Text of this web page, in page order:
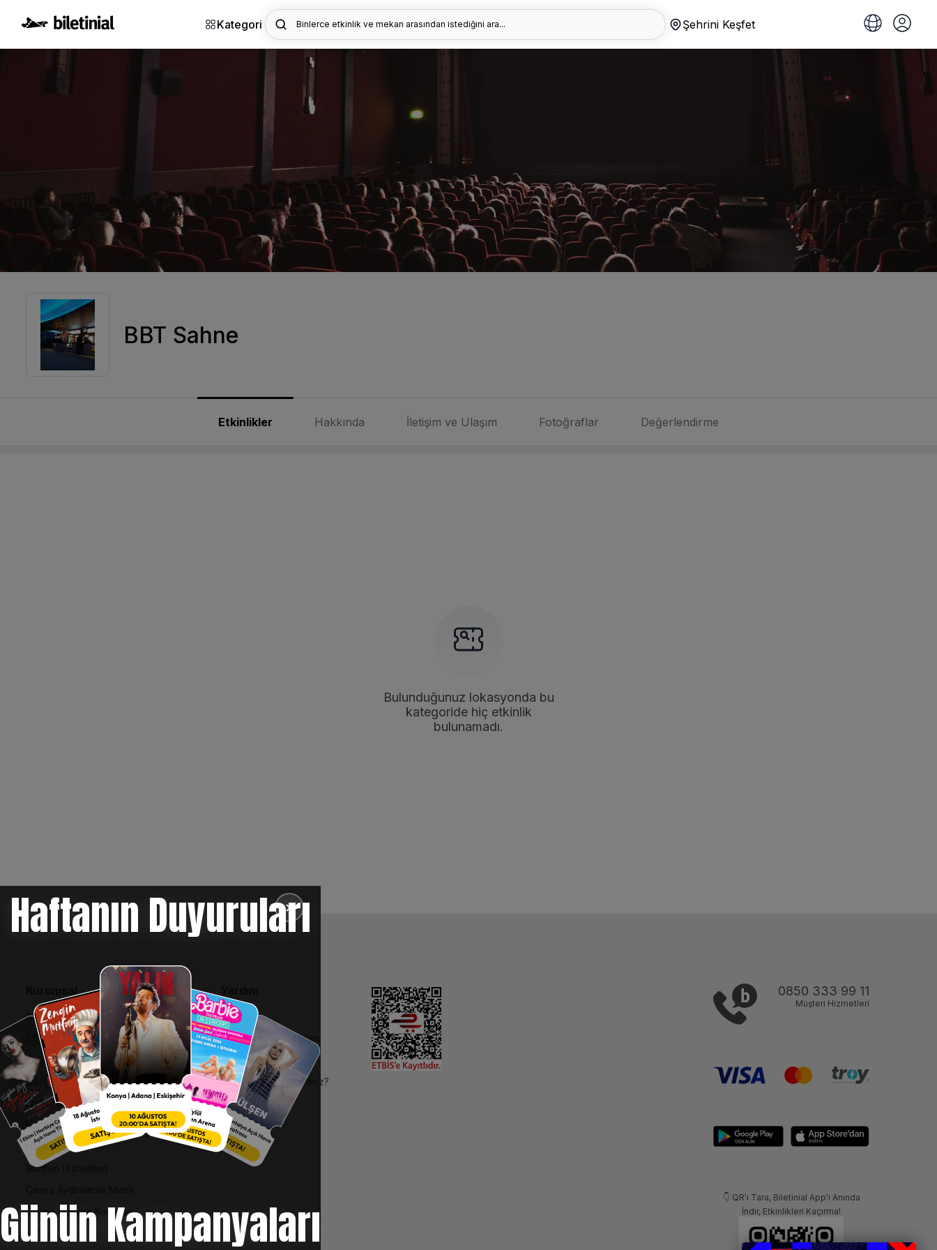
Kategori Binlerce etkinlik ve mekan arasından istediğini ara... Şehrini Keşfet
BBT Sahne
Etkinlikler Hakkında İletişim ve Ulaşım Fotoğraflar Değerlendirme
Bulunduğunuz lokasyonda bu
kategoride hiç etkinlik
bulunamadı.
✕
Haftanın Duyuruları
Günün Kampanyaları
Kurumsal
Bilgi Toplumu Hizmetleri
BiPuan Kurallar & Koşullar
Kişisel Verilerin Korunması
Sözleşme ve Politikalar
Entegre Yönetim Sistemi Politikası
Kurumsal Kimlik
Hakkımızda
Müşteri Hizmetleri
Online Ödeme Koşulları
İletişim
SSS
İptal, İade ve Değişim
Nasıl Bilet Alınır
Biletinizi Mi Kaybettiniz?
0850 333 99 11
Müşteri Hizmetleri
👇 QR'ı Tara, Biletinial App'i Anında
İndir, Etkinlikleri Kaçırma!